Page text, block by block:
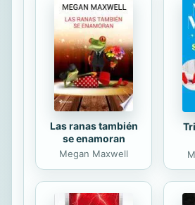
anteriores. Ante el
arzobispal pasaron
mujeres con sus
quejas -malos
desgobierno...-,
una imagen de la
que...
Las ranas también
se enamoran
Megan Maxwell